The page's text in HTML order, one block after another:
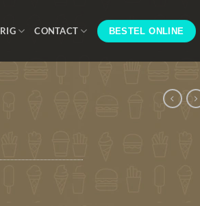
CONTACT BESTEL ONLINE